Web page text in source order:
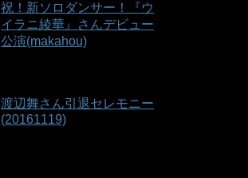
祝！新ソロダンサー！『ウ
イラニ綾華』さんデビュー
公演(makahou)
渡辺舞さん引退セレモニー
(20161119)